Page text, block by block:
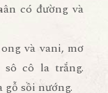
có đường và
và vani, mơ
cô la trắng.
gỗ sồi nướng.